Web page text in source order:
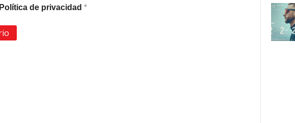
Política de privacidad *